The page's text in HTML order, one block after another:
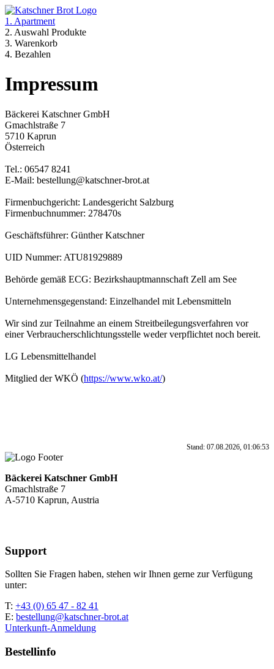
1. Apartment
2. Auswahl Produkte
3. Warenkorb
4. Bezahlen
Impressum
Bäckerei Katschner GmbH
Gmachlstraße 7
5710 Kaprun
Österreich
Tel.: 06547 8241
E-Mail: bestellung@katschner-brot.at
Firmenbuchgericht: Landesgericht Salzburg
Firmenbuchnummer: 278470s
Geschäftsführer: Günther Katschner
UID Nummer: ATU81929889
Behörde gemäß ECG: Bezirkshauptmannschaft Zell am See
Unternehmensgegenstand: Einzelhandel mit Lebensmitteln
Wir sind zur Teilnahme an einem Streitbeilegungsverfahren vor
einer Verbraucherschlichtungsstelle weder verpflichtet noch bereit.
LG Lebensmittelhandel
Mitglied der WKÖ (https://www.wko.at/)
Stand: 07.08.2026, 01:06:53
Bäckerei Katschner GmbH
Gmachlstraße 7
A-5710 Kaprun, Austria
Support
Sollten Sie Fragen haben, stehen wir Ihnen gerne zur Verfügung
unter:
T: +43 (0) 65 47 - 82 41
E: bestellung@katschner-brot.at
Unterkunft-Anmeldung
Bestellinfo